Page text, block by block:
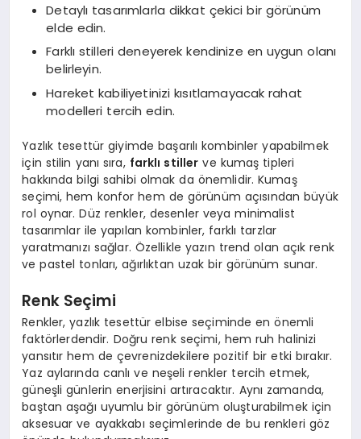
Detaylı tasarımlarla dikkat çekici bir görünüm
elde edin.
Farklı stilleri deneyerek kendinize en uygun olanı
belirleyin.
Hareket kabiliyetinizi kısıtlamayacak rahat
modelleri tercih edin.
Yazlık tesettür giyimde başarılı kombinler yapabilmek
için stilin yanı sıra, farklı stiller ve kumaş tipleri
hakkında bilgi sahibi olmak da önemlidir. Kumaş
seçimi, hem konfor hem de görünüm açısından büyük
rol oynar. Düz renkler, desenler veya minimalist
tasarımlar ile yapılan kombinler, farklı tarzlar
yaratmanızı sağlar. Özellikle yazın trend olan açık renk
ve pastel tonları, ağırlıktan uzak bir görünüm sunar.
Renk Seçimi
Renkler, yazlık tesettür elbise seçiminde en önemli
faktörlerdendir. Doğru renk seçimi, hem ruh halinizi
yansıtır hem de çevrenizdekilere pozitif bir etki bırakır.
Yaz aylarında canlı ve neşeli renkler tercih etmek,
güneşli günlerin enerjisini artıracaktır. Aynı zamanda,
baştan aşağı uyumlu bir görünüm oluşturabilmek için
aksesuar ve ayakkabı seçimlerinde de bu renkleri göz